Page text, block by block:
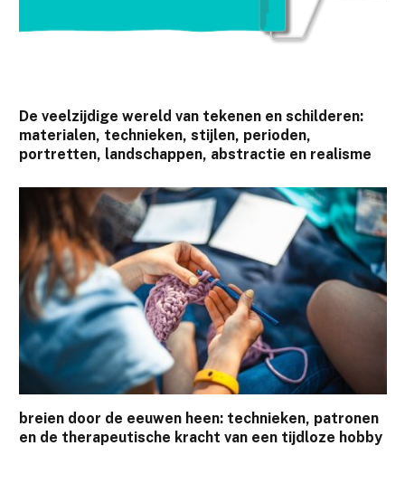
De veelzijdige wereld van tekenen en schilderen:
materialen, technieken, stijlen, perioden,
portretten, landschappen, abstractie en realisme
breien door de eeuwen heen: technieken, patronen
en de therapeutische kracht van een tijdloze hobby